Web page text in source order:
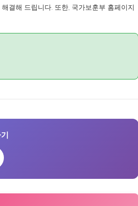
결해 드립니다. 또한, 국가보훈부 홈페이지